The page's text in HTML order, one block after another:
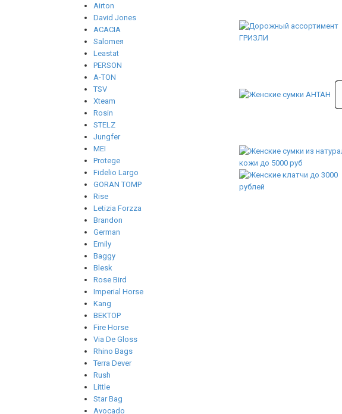
Airton
David Jones
ACACIA
Salomeя
Leastat
PERSON
A-TON
TSV
Xteam
Rosin
STELZ
Jungfer
MEI
Protege
Fidelio Largo
GORAN TOMP
Rise
Letizia Forzza
Brandon
German
Emily
Baggy
Blesk
Rose Bird
Imperial Horse
Kang
ВЕКТОР
Fire Horse
Via De Gloss
Rhino Bags
Terra Dever
Rush
Little
Star Bag
Avocado